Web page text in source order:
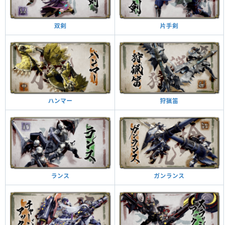
双剣 片手剣
ハンマー 狩猟笛
ランス ガンランス